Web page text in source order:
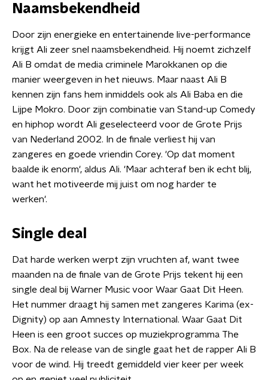
Naamsbekendheid
Door zijn energieke en entertainende live-performance
krijgt Ali zeer snel naamsbekendheid. Hij noemt zichzelf
Ali B omdat de media criminele Marokkanen op die
manier weergeven in het nieuws. Maar naast Ali B
kennen zijn fans hem inmiddels ook als Ali Baba en die
Lijpe Mokro. Door zijn combinatie van Stand-up Comedy
en hiphop wordt Ali geselecteerd voor de Grote Prijs
van Nederland 2002. In de finale verliest hij van
zangeres en goede vriendin Corey. 'Op dat moment
baalde ik enorm', aldus Ali. 'Maar achteraf ben ik echt blij,
want het motiveerde mij juist om nog harder te
werken'.
Single deal
Dat harde werken werpt zijn vruchten af, want twee
maanden na de finale van de Grote Prijs tekent hij een
single deal bij Warner Music voor Waar Gaat Dit Heen.
Het nummer draagt hij samen met zangeres Karima (ex-
Dignity) op aan Amnesty International. Waar Gaat Dit
Heen is een groot succes op muziekprogramma The
Box. Na de release van de single gaat het de rapper Ali B
voor de wind. Hij treedt gemiddeld vier keer per week